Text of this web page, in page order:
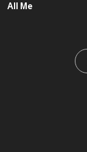
All Me